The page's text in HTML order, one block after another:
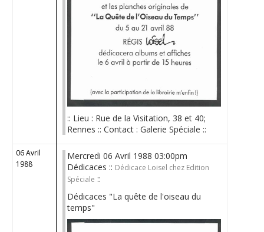
:: Lieu : Rue de la Visitation, 38 et 40;
Rennes :: Contact : Galerie Spéciale ::
06 Avril
1988
Mercredi 06 Avril 1988 03:00pm
Dédicaces :: Dédicace Loisel chez Edition
Spéciale ::
Dédicaces "La quête de l'oiseau du
temps"